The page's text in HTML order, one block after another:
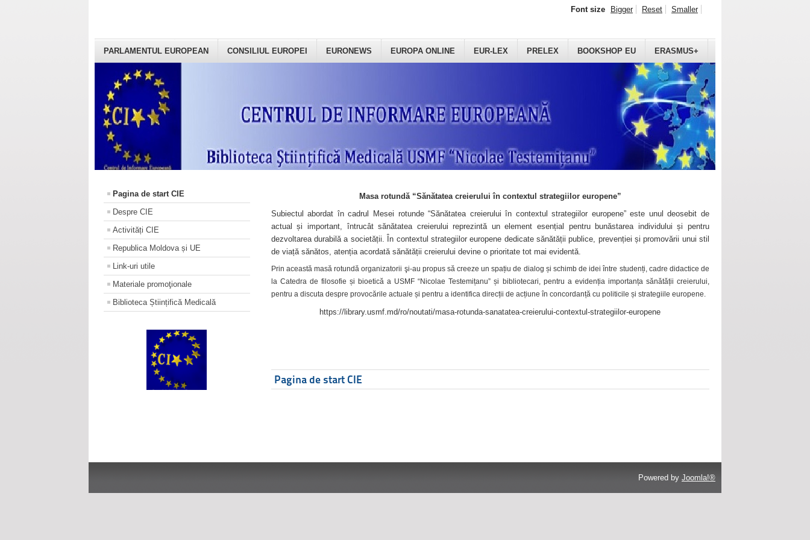
PARLAMENTUL EUROPEAN CONSILIUL EUROPEI EURONEWS EUROPA ONLINE EUR-LEX PRELEX BOOKSHOP EU ERASMUS+
Font size Bigger Reset Smaller
Pagina de start CIE
Despre CIE
Activități CIE
Republica Moldova și UE
Link-uri utile
Materiale promoţionale
Biblioteca Științifică Medicală
Masa rotundă “Sănătatea creierului în contextul strategiilor europene”
Subiectul abordat în cadrul Mesei rotunde “Sănătatea creierului în contextul strategiilor europene” este unul deosebit de
actual și important, întrucât sănătatea creierului reprezintă un element esențial pentru bunăstarea individului și pentru
dezvoltarea durabilă a societății. În contextul strategiilor europene dedicate sănătății publice, prevenției și promovării unui stil
de viață sănătos, atenția acordată sănătății creierului devine o prioritate tot mai evidentă.
Prin această masă rotundă organizatorii şi-au propus să creeze un spațiu de dialog și schimb de idei între studenți, cadre didactice de
la Catedra de filosofie și bioetică a USMF “Nicolae Testemițanu” și bibliotecari, pentru a evidenția importanța sănătății creierului,
pentru a discuta despre provocările actuale și pentru a identifica direcții de acțiune în concordanță cu politicile și strategiile europene.
https://library.usmf.md/ro/noutati/masa-rotunda-sanatatea-creierului-contextul-strategiilor-europene
Pagina de start CIE
Powered by Joomla!®